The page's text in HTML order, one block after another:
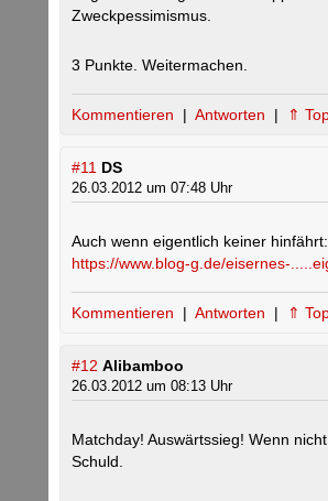
Zweckpessimismus.
3 Punkte. Weitermachen.
Kommentieren | Antworten | ⇑
#11 DS
26.03.2012 um 07:48 Uhr
Auch wenn eigentlich keiner hinfährt:
https://www.blog-g.de/eisernes-
Kommentieren | Antworten | ⇑
#12 Alibamboo
26.03.2012 um 08:13 Uhr
Matchday! Auswärtssieg! Wenn
Schuld.